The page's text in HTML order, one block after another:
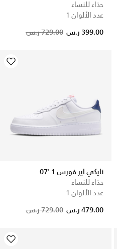
حذاء للنساء
عدد الألوان 1
Price reduced from
729.00 ر.س to 399.00 ر.س
نايكي اير فورس 1 '07
حذاء للنساء
عدد الألوان 1
Price reduced from
729.00 ر.س to 479.00 ر.س